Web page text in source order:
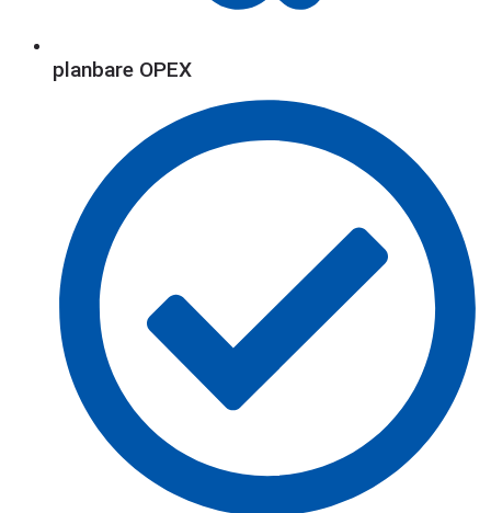
planbare OPEX